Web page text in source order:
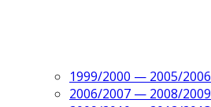
1999/2000 — 2005/2006
2006/2007 — 2008/2009